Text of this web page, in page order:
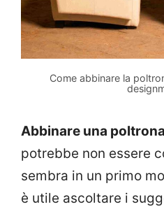
Come abbinare la
Abbinare una
potrebbe non essere
sembra in un primo
è utile ascoltare i